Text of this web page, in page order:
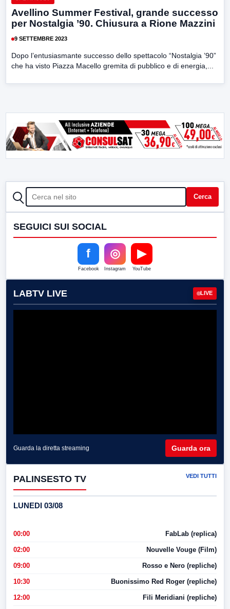
Avellino Summer Festival, grande successo
per Nostalgia ’90. Chiusura a Rione Mazzini
9 SETTEMBRE 2023
Dopo l’entusiasmante successo dello spettacolo “Nostalgia ’90”
che ha visto Piazza Macello gremita di pubblico e di energia,...
CERCA Cerca
SEGUICI SUI SOCIAL
f
Facebook
◎
Instagram
▶
YouTube
LABTV LIVE LIVE
Guarda la diretta streaming Guarda ora
PALINSESTO TV VEDI TUTTI
LUNEDI 03/08
00:00 FabLab (replica)
02:00 Nouvelle Vouge (Film)
09:00 Rosso e Nero (repliche)
10:30 Buonissimo Red Roger (repliche)
12:00 Fili Meridiani (repliche)